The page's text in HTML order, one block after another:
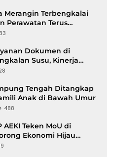
Merangin Terbengkalai
Perawatan Terus
Dokumen di
Susu, Kinerja
Disorot
Tengah Ditangkap
Anak di Bawah Umur
488
AEKI Teken MoU di
Ekonomi Hijau
Perdagangan Karbon